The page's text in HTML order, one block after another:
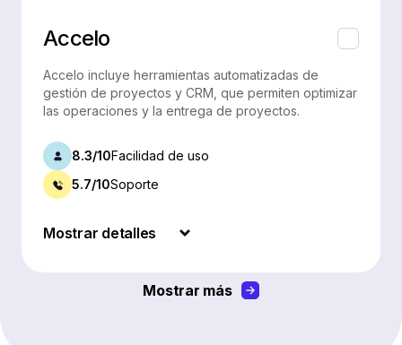
Accelo
Accelo incluye herramientas automatizadas de
gestión de proyectos y CRM, que permiten optimizar
las operaciones y la entrega de proyectos.
8.3/10Facilidad de uso
5.7/10Soporte
Mostrar detalles
Mostrar más